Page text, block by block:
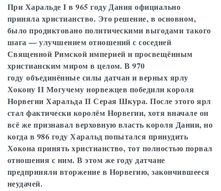
При Харальде I в 965 году Дания официально
приняла христианство. Это решение, в основном,
было продиктовано политическими выгодами такого
шага — улучшением отношений с соседней
Священной Римской империей и просвещённым
христианским миром в целом. В 970
году объединённые силы датчан и верных ярлу
Хокону II Могучему норвежцев победили короля
Норвегии Харальда II Серая Шкура. После этого ярл
стал фактически королём Норвегии, хотя вначале он
всё же признавал верховную власть короля Дании, но
когда в 986 году Харальд попытался принудить
Хокона принять христианство, тот полностью порвал
отношения с ним. В этом же году датчане
предприняли вторжение в Норвегию, закончившееся
неудачей.